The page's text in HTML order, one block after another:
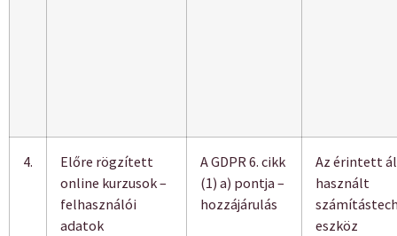
4.
Előre rögzített
online kurzusok –
felhasználói
adatok
A GDPR 6. cikk
(1) a) pontja –
hozzájárulás
Az érintett
használt
eszköz